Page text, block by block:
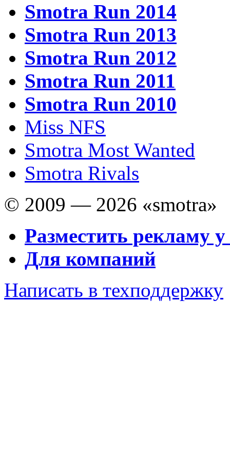
Smotra Run 2014
Smotra Run 2013
Smotra Run 2012
Smotra Run 2011
Smotra Run 2010
Miss NFS
Smotra Most Wanted
Smotra Rivals
© 2009 — 2026 «smotra»
Разместить рекламу у
Для компаний
Написать в техподдержку